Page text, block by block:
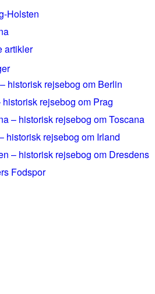
Holsten
artikler
historisk rejsebog om Berlin
historisk rejsebog om Prag
– historisk rejsebog om Toscana
historisk rejsebog om Irland
– historisk rejsebog om Dresdens
Fodspor